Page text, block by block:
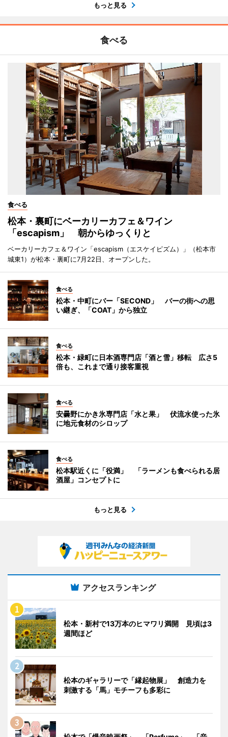
もっと見る
食べる
食べる
松本・裏町にベーカリーカフェ＆ワイン
「escapism」 朝からゆっくりと
ベーカリーカフェ＆ワイン「escapism（エスケイピズム）」（松本市
城東1）が松本・裏町に7月22日、オープンした。
食べる
松本・中町にバー「SECOND」 バーの街への思
い継ぎ、「COAT」から独立
食べる
松本・緑町に日本酒専門店「酒と雪」移転 広さ5
倍も、これまで通り接客重視
食べる
安曇野にかき氷専門店「水と果」 伏流水使った氷
に地元食材のシロップ
食べる
松本駅近くに「役満」 「ラーメンも食べられる居
酒屋」コンセプトに
もっと見る
アクセスランキング
松本・新村で13万本のヒマワリ満開 見頃は3
週間ほど
松本のギャラリーで「縁起物展」 創造力を
刺激する「馬」モチーフも多彩に